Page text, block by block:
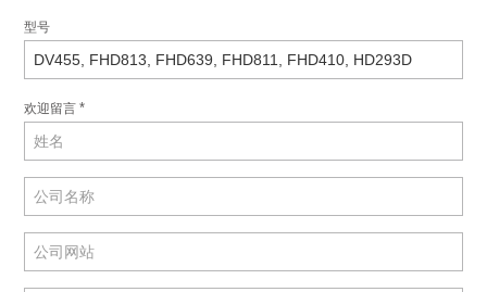
型号
欢迎留言*